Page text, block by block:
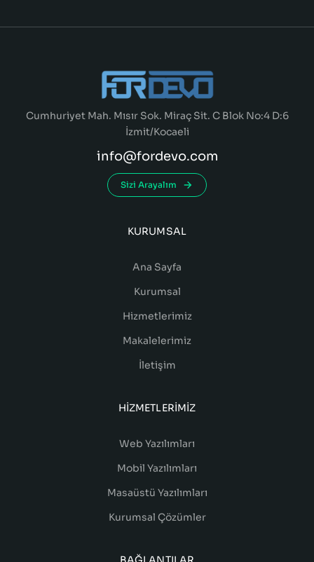
Cumhuriyet Mah. Mısır Sok. Miraç Sit. C Blok No:4 D:6
İzmit/Kocaeli
info@fordevo.com
Sizi Arayalım
KURUMSAL
Ana Sayfa
Kurumsal
Hizmetlerimiz
Makalelerimiz
İletişim
HIZMETLERIMIZ
Web Yazılımları
Mobil Yazılımları
Masaüstü Yazılımları
Kurumsal Çözümler